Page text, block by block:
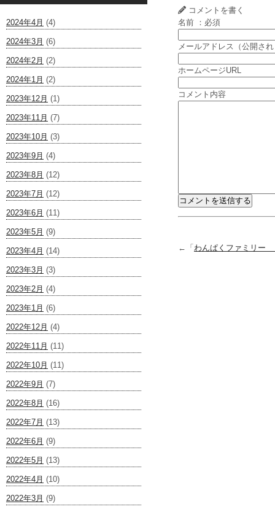
2024年4月 (4)
2024年3月 (6)
2024年2月 (2)
2024年1月 (2)
2023年12月 (1)
2023年11月 (7)
2023年10月 (3)
2023年9月 (4)
2023年8月 (12)
2023年7月 (12)
2023年6月 (11)
2023年5月 (9)
2023年4月 (14)
2023年3月 (3)
2023年2月 (4)
2023年1月 (6)
2022年12月 (4)
2022年11月 (11)
2022年10月 (11)
2022年9月 (7)
2022年8月 (16)
2022年7月 (13)
2022年6月 (9)
2022年5月 (13)
2022年4月 (10)
2022年3月 (9)
コメントを書く
名前 ：必須
メールアドレス（公開さ
ホームページURL
コメント内容
←「 わんぱくファミリ